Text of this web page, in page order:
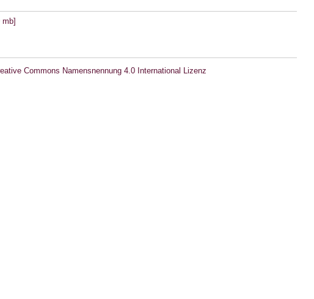
mb]
Commons Namensnennung 4.0 International Lizenz